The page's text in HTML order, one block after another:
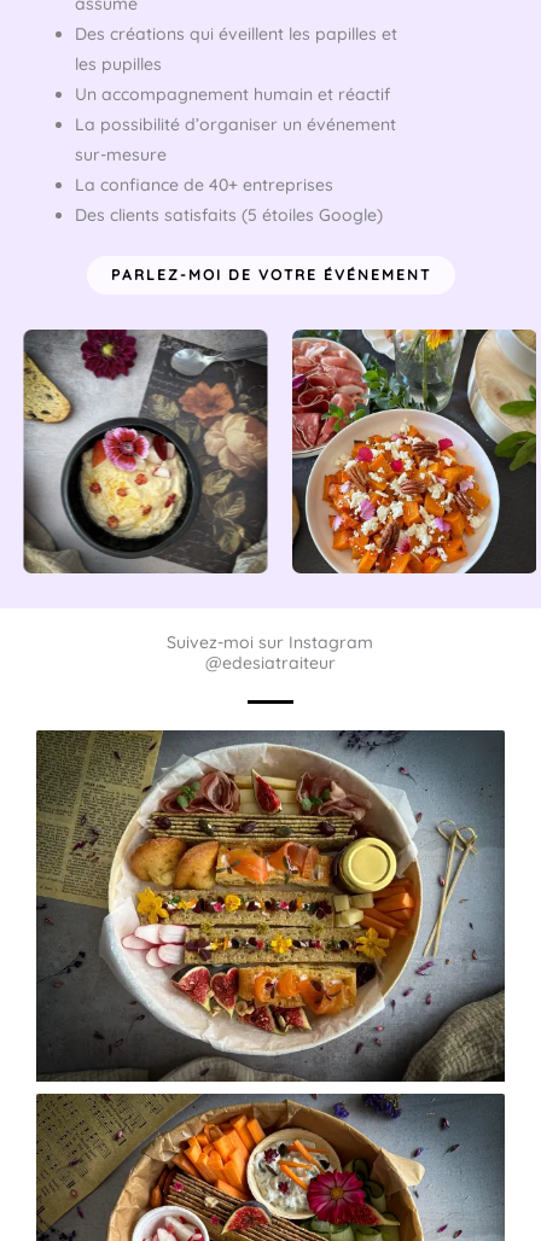
Des créations qui éveillent les papilles et
les pupilles
Un accompagnement humain et réactif
La possibilité d’organiser un événement
sur-mesure
La confiance de 40+ entreprises
Des clients satisfaits (5 étoiles Google)
PARLEZ-MOI DE VOTRE ÉVÉNEMENT
Suivez-moi sur Instagram
@edesiatraiteur